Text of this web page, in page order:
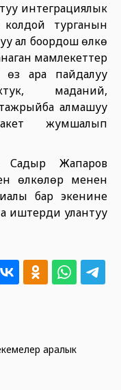
интеграциялык
турганын
ал боордош өлкө
мамлекеттер
ара пайдалуу
маданий,
алмашуу
жумшалып
Садыр Жапаров
өлкөлөр менен
бар экенине
иштерди улантуу
аралык